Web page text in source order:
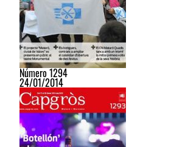
Número 1294
24/01/2014